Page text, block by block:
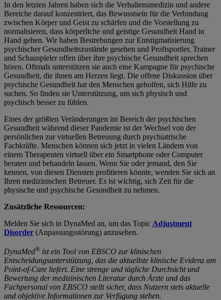
In den letzten Jahren haben sich die Verhaltensmedizin und andere
Bereiche darauf konzentriert, das Bewusstsein für die Verbindung
zwischen Körper und Geist zu schärfen und die Vorstellung zu
normalisieren, dass körperliche und geistige Gesundheit Hand in
Hand gehen. Wir haben Bestrebungen zur Entstigmatisierung
psychischer Gesundheitszustände gesehen und Profisportler, Trainer
und Schauspieler offen über ihre psychische Gesundheit sprechen
hören. Oftmals unterstützen sie auch eine Kampagne für psychische
Gesundheit, die ihnen am Herzen liegt. Die offene Diskussion über
psychische Gesundheit hat den Menschen geholfen, sich Hilfe zu
suchen. So finden sie Unterstützung, um sich physisch und
psychisch besser zu fühlen.
Eines der größten Veränderungen im Bereich der psychischen
Gesundheit während dieser Pandemie ist der Wechsel von der
persönlichen zur virtuellen Betreuung durch psychiatrische
Fachkräfte. Menschen können sich jetzt in vielen Ländern von
einem Therapeuten virtuell über ein Smartphone oder Computer
beraten und behandeln lassen. Wenn Sie oder jemand, den Sie
kennen, von diesen Diensten profitieren könnte, wenden Sie sich an
Ihren medizinischen Betreuer. Es ist wichtig, sich Zeit für die
physische und psychische Gesundheit zu nehmen.
Zusätzliche Ressourcen:
Melden Sie sich in DynaMed an, um das Topic Adjustment
Disorder (Anpassungsstörung) anzusehen.
DynaMed® ist ein Tool von EBSCO zur klinischen
Entscheidungsunterstützung, das die aktuellste klinische Evidenz am
Point-of-Care liefert. Eine strenge und tägliche Durchsicht und
Bewertung der medizinischen Literatur durch Ärzte und das
Fachpersonal von EBSCO stellt sicher, dass Nutzern stets aktuelle
und objektive Informationen zur Verfügung stehen.